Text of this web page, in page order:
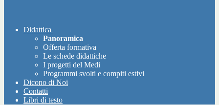
Didattica
Panoramica
Offerta formativa
Le schede didattiche
I progetti del Medi
Programmi svolti e compiti estivi
Dicono di Noi
Contatti
Libri di testo